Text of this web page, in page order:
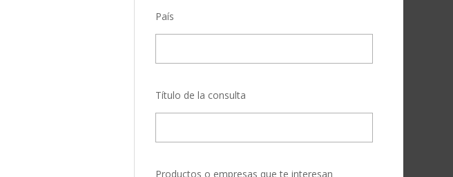
País
Título de la consulta
Productos o empresas que te interesan